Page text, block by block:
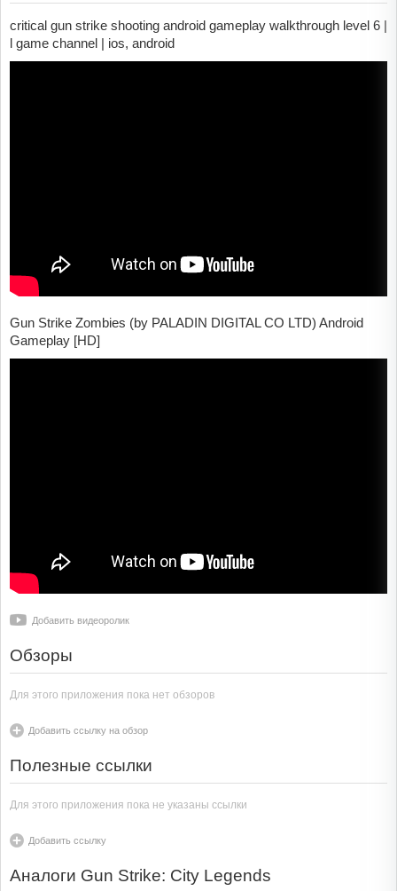
critical gun strike shooting android gameplay walkthrough level 6 |
l game channel | ios, android
Gun Strike Zombies (by PALADIN DIGITAL CO LTD) Android
Gameplay [HD]
Добавить видеоролик
Обзоры
Для этого приложения пока нет обзоров
Добавить ссылку на обзор
Полезные ссылки
Для этого приложения пока не указаны ссылки
Добавить ссылку
Аналоги Gun Strike: City Legends